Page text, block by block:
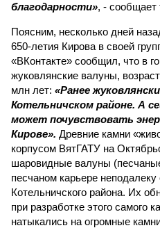
благодарности», - сообщает
Поясним, несколько дней
650-летия Кирова в своей
«ВКонтакте» сообщил, что в
жуковлянские валуны,
млн лет: «Ранее
Котельничском районе. А
может почувствовать
Кирове». Древние камни
корпусом ВятГАТУ на
шаровидные валуны
песчаном карьере
Котельничского района. Их
при разработке этого самого
натыкались на огромные